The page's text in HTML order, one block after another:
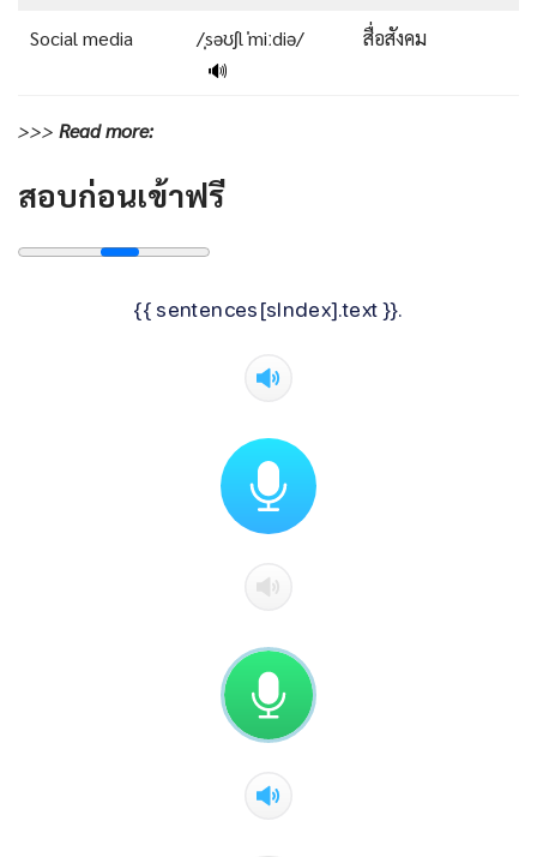
Social media
/ˌsəʊʃl ˈmiːdiə/
🔊
สื่อสังคม
>>> Readmore:
สอบก่อนเข้าฟรี
{{ sentences[sIndex].text }}.